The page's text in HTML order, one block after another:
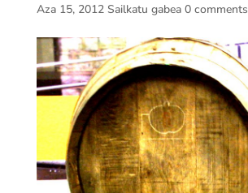
Aza 15, 2012 Sailkatu gabea 0 comments